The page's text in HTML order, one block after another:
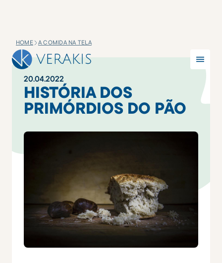
HOME A COMIDA NA TELA
20.04.2022
HISTÓRIA DOS
PRIMÓRDIOS DO PÃO